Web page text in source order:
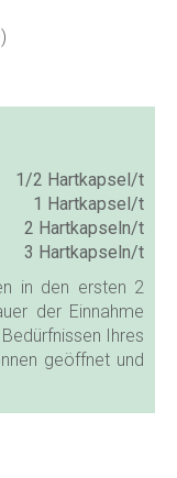
1/2 Hartkapsel/t
1 Hartkapsel/t
2 Hartkapseln/t
3 Hartkapseln/t
in den ersten 2
der Einnahme
Ihres
geöffnet und